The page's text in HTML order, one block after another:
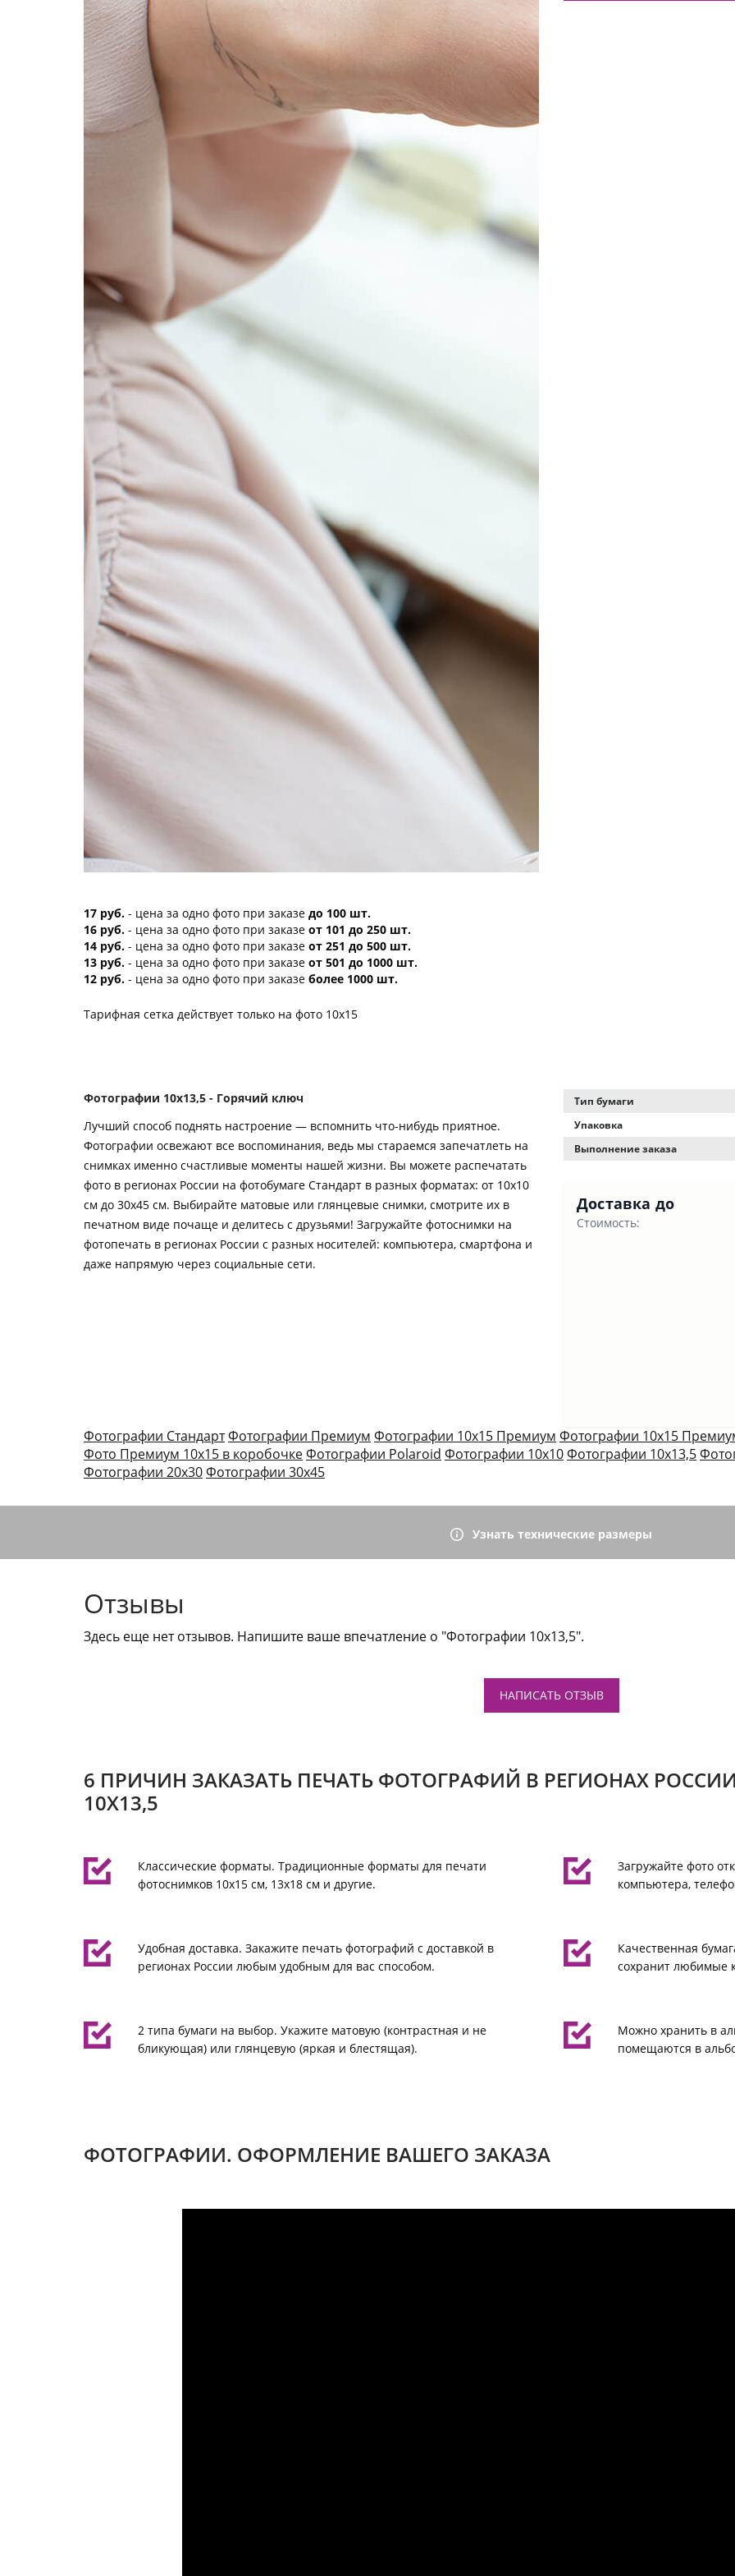
Фотокниги о путешествиях
Выпускные альбомы
Кулинарные книги
17 руб. - цена за одно фото при заказе до 100 шт.
16 руб. - цена за одно фото при заказе от 101 до 250 шт.
14 руб. - цена за одно фото при заказе от 251 до 500 шт.
13 руб. - цена за одно фото при заказе от 501 до 1000 шт.
12 руб. - цена за одно фото при заказе более 1000 шт.
Тарифная сетка действует только на фото 10х15
Фотографии 10х13,5 - Горячий ключ
Лучший способ поднять настроение — вспомнить что-нибудь приятное.
Фотографии освежают все воспоминания, ведь мы стараемся запечатлеть на
снимках именно счастливые моменты нашей жизни. Вы можете распечатать
фото в регионах России на фотобумаге Стандарт в разных форматах: от 10х10
см до 30х45 см. Выбирайте матовые или глянцевые снимки, смотрите их в
печатном виде почаще и делитесь с друзьями! Загружайте фотоснимки на
фотопечать в регионах России с разных носителей: компьютера, смартфона и
даже напрямую через социальные сети.
Тип бумаги
Упаковка
Выполнение заказа
Доставка до
Стоимость:
Фотографии СтандартФотографии Премиум Фотографии 10х15 Премиум Фотографии 10х15
Фото Премиум 10х15 в коробочкеФотографии Polaroid Фотографии 10х10Фотографии 10х13,5
Фотографии 20х30Фотографии 30х45
Узнать технические размеры
Отзывы
Здесь еще нет отзывов. Напишите ваше впечатление о "Фотографии 10x13,5".
НАПИСАТЬ ОТЗЫВ
6 ПРИЧИН ЗАКАЗАТЬ ПЕЧАТЬ ФОТОГРАФИЙ В РЕГИОНАХ
10Х13,5
Классические форматы. Традиционные форматы для печати
фотоснимков 10х15 см, 13х18 см и другие.
Загружайте фото
компьютера,
Удобная доставка. Закажите печать фотографий с доставкой в
регионах России любым удобным для вас способом.
Качественная
сохранит любимые
2 типа бумаги на выбор. Укажите матовую (контрастная и не
бликующая) или глянцевую (яркая и блестящая).
Можно хранить в
помещаются в
ФОТОГРАФИИ. ОФОРМЛЕНИЕ ВАШЕГО ЗАКАЗА